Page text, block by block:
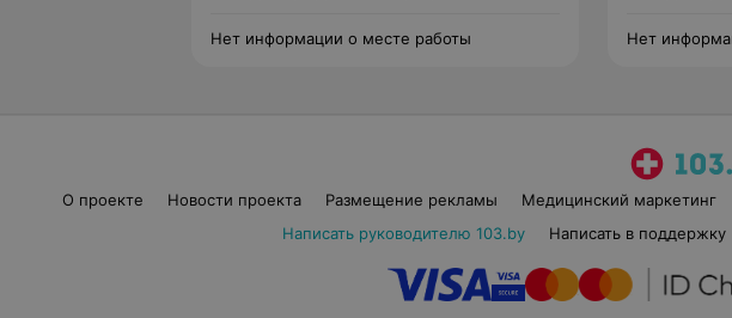
Нет информации о месте работы Нет
О проекте Новости проекта Размещение рекламы Медицинский маркетинг
Написать руководителю 103.by
Написать в поддержку